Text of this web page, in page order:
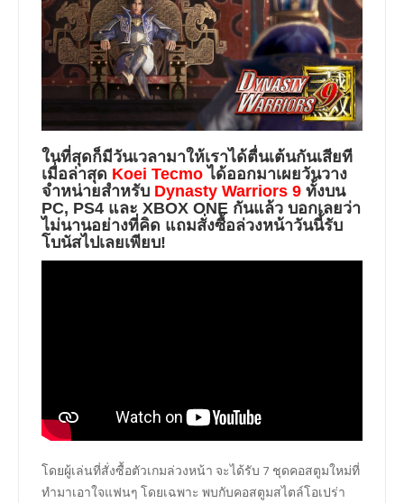
ในที่สุดก็มีวันเวลามาให้เราได้ตื่นเต้นกันเสียที
เมื่อล่าสุด Koei Tecmo ได้ออกมาเผยวันวาง
จำหน่ายสำหรับ Dynasty Warriors 9 ทั้งบน
PC, PS4 และ XBOX ONE กันแล้ว บอกเลยว่า
ไม่นานอย่างที่คิด แถมสั่งซื้อล่วงหน้าวันนี้รับ
โบนัสไปเลยเพียบ!
โดยผู้เล่นที่สั่งซื้อตัวเกมล่วงหน้า จะได้รับ 7 ชุดคอสตูมใหม่ที่
ทำมาเอาใจแฟนๆ โดยเฉพาะ พบกับคอสตูมสไตล์โอเปร่า